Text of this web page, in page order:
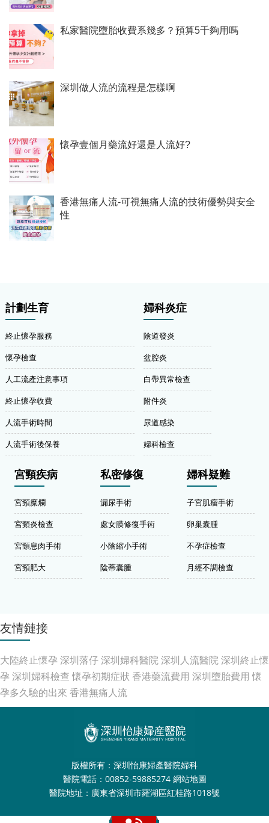
私家醫院墮胎收費系幾多？預算5千夠用嗎
深圳做人流的流程是怎樣啊
懷孕壹個月藥流好還是人流好?
香港無痛人流-可視無痛人流的技術優勢與安全
性
計劃生育
終止懷孕服務
懷孕檢查
人工流產注意事項
終止懷孕收費
人流手術時間
人流手術後保養
婦科炎症
陰道發炎
盆腔炎
白帶異常檢查
附件炎
尿道感染
婦科檢查
宮頸疾病
宮頸糜爛
宮頸炎檢查
宮頸息肉手術
宮頸肥大
私密修復
漏尿手術
處女膜修復手術
小陰縮小手術
陰蒂囊腫
婦科疑難
子宮肌瘤手術
卵巢囊腫
不孕症檢查
月經不調檢查
友情鏈接
大陸終止懷孕 深圳落仔深圳婦科醫院深圳人流醫院深圳終止懷
孕 深圳婦科檢查 懷孕初期症狀 香港藥流費用 深圳墮胎費用 懷
孕多久驗的出來 香港無痛人流
版權所有：深圳怡康婦產醫院婦科
醫院電話：00852-59885274 網站地圖
醫院地址：廣東省深圳市羅湖區紅桂路1018號